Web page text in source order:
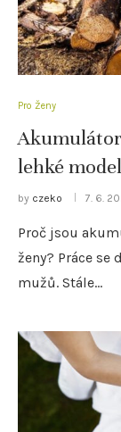
Pro Ženy
lehké
by czeko 7. 6.
Proč jsou
ženy? Práce se
mužů. Stále…